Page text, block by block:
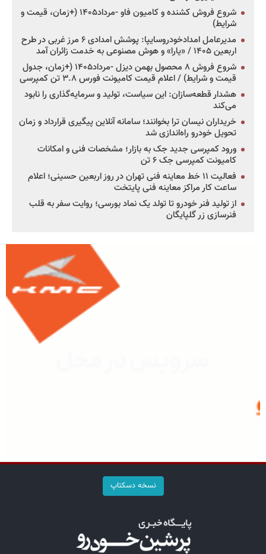
شروع فروش کشنده و کامیون فاو -مرداد۱۴۰۵ (+زمان، قیمت و
شرایط)
مدیرعامل امدادخودروسایپا: پوشش امدادی ۶ مرز غربی در طرح
اربعین ۱۴۰۵ / «یارا» و هوش مصنوعی به خدمت زائران آمد
شروع فروش ۸ محصول بهمن دیزل -مرداد۱۴۰۵ (+زمان، جدول
قیمت و شرایط) / اعلام قیمت کامیونت فورس ۳.۸ تن کمپرسی
هشدار قطعه‌سازان: این سیاست، تولید و سرمایه‌گذاری را نابود
می‌کند
خریداران نیسان ترا بخوانند؛ سامانه آنلاین پیگیری قرارداد و زمان
تحویل خودرو راه‌اندازی شد
ورود کمپرسی جدید جک به بازار؛ مشخصات فنی و امکانات
کامیونت کمپرسی جک ۶ تن
فعالیت ۱۱ خط معاینه فنی تهران در روز اربعین حسینی؛ اعلام
ساعت کار مراکز معاینه فنی پایتخت
از تولید فنر خودرو تا تولد یک نماد بورسی؛ روایت سفر به قلب
فنرسازی زر گلپایگان
نسخه دسکتاپ